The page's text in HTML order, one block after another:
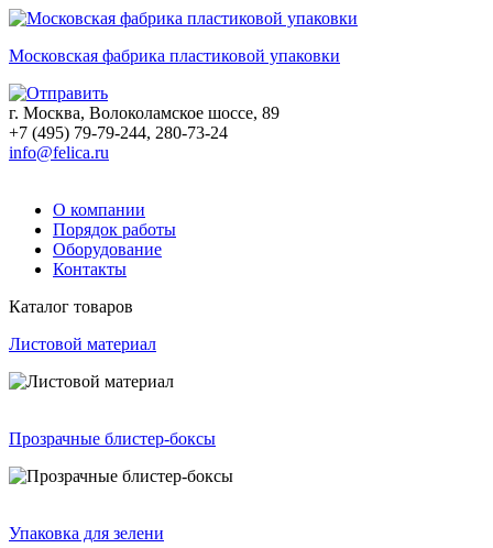
Московская фабрика пластиковой упаковки
г. Москва, Волоколамское шоссе, 89
+7 (495) 79-79-244, 280-73-24
info@felica.ru
О компании
Порядок работы
Оборудование
Контакты
Каталог товаров
Листовой материал
Прозрачные блистер-боксы
Упаковка для зелени